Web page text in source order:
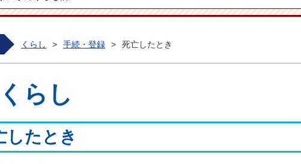
くらし > 手続・登録 > 死亡したとき
くらし
したとき